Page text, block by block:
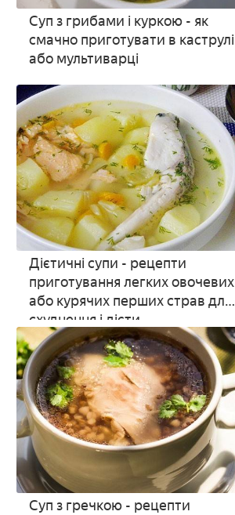
Суп з грибами і куркою - як
смачно приготувати в каструлі
або мультиварці
Дієтичні супи - рецепти
приготування легких овочевих
або курячих перших страв для
схуднення і дієти
Суп з гречкою - рецепти